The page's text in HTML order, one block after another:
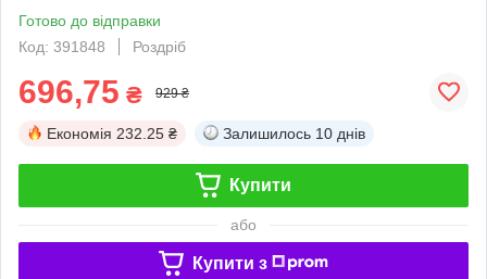
Готово до відправки
Код: 391848
Роздріб
696,75 ₴ 929 ₴
Економія 232.25 ₴ Залишилось 10 днів
Купити
або
Купити з